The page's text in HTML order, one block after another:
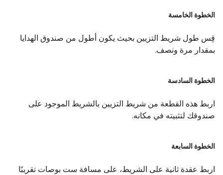
الخطوة الخامسة
قِس طول شريط التزيين بحيث يكون أطول من صندوق الهدايا
بمقدار مرة ونصف.
الخطوة السادسة
اربط هذه القطعة من شريط التزيين بالشريط الموجود على
صندوقك لتثبيته في مكانه.
الخطوة السابعة
اربط عقدة ثانية على الشريط، على مسافة ست بوصات تقريبًا